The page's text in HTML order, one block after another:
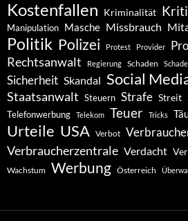
Kostenfallen Kriminalität
Manipulation Masche Missbrauch
Politik Polizei Protest Provider
Rechtsanwalt Regierung Schaden
Sicherheit Skandal Social
Staatsanwalt Steuern Strafe Streit
Telefonwerbung Telekom Teuer Tricks
Urteile USA Verbot
Verbraucherzentrale Verdacht
Wachstum Werbung Österreich